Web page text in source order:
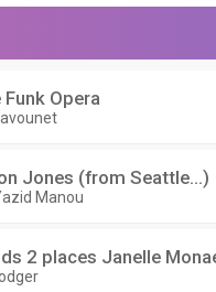
Funk Opera
Jones (from Seattle...)
Manou
2 places Janelle